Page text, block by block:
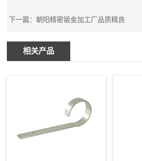
下一篇：朝阳精密钣金加工厂品质精良
相关产品